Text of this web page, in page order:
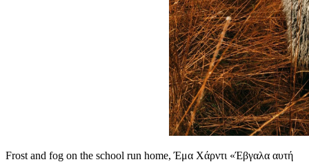
Frost and fog on the school run home, Έμα Χάρντι «Έβγαλα αυτή